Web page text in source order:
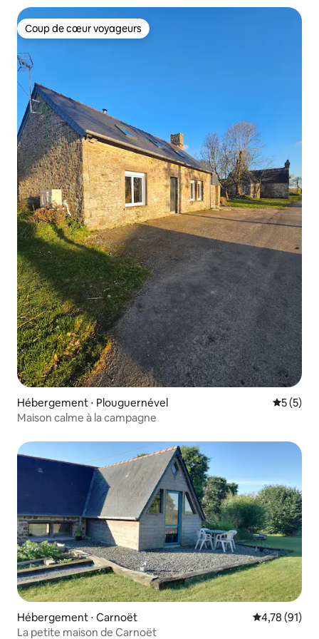
Coup de cœur voyageurs
Coup de cœur voyageurs
Hébergement ⋅ Plouguernével
5 (5)
Maison calme à la campagne
Hébergement ⋅ Carnoët Évaluation
4,78 (91)
La petite maison de Carnoët